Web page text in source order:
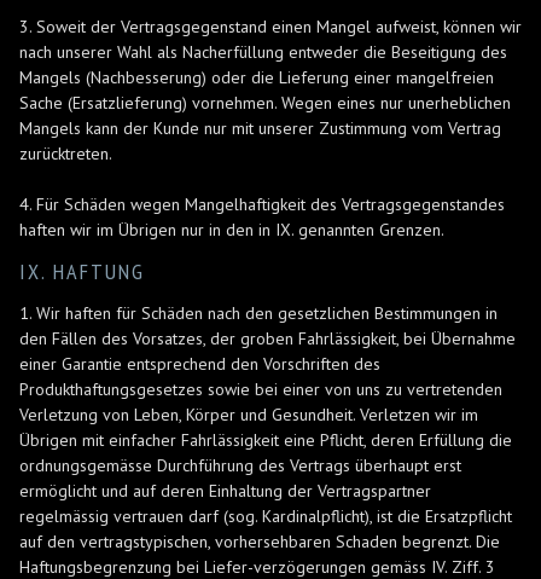
3. Soweit der Vertragsgegenstand einen Mangel aufweist, können wir
nach unserer Wahl als Nacherfüllung entweder die Beseitigung des
Mangels (Nachbesserung) oder die Lieferung einer mangelfreien
Sache (Ersatzlieferung) vornehmen. Wegen eines nur unerheblichen
Mangels kann der Kunde nur mit unserer Zustimmung vom Vertrag
zurücktreten.
4. Für Schäden wegen Mangelhaftigkeit des Vertragsgegenstandes
haften wir im Übrigen nur in den in IX. genannten Grenzen.
IX. HAFTUNG
1. Wir haften für Schäden nach den gesetzlichen Bestimmungen in
den Fällen des Vorsatzes, der groben Fahrlässigkeit, bei Übernahme
einer Garantie entsprechend den Vorschriften des
Produkthaftungsgesetzes sowie bei einer von uns zu vertretenden
Verletzung von Leben, Körper und Gesundheit. Verletzen wir im
Übrigen mit einfacher Fahrlässigkeit eine Pflicht, deren Erfüllung die
ordnungsgemässe Durchführung des Vertrags überhaupt erst
ermöglicht und auf deren Einhaltung der Vertragspartner
regelmässig vertrauen darf (sog. Kardinalpflicht), ist die Ersatzpflicht
auf den vertragstypischen, vorhersehbaren Schaden begrenzt. Die
Haftungsbegrenzung bei Liefer-verzögerungen gemäss IV. Ziff. 3